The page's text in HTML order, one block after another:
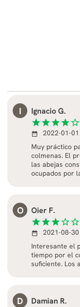
I Ignacio G.
star star star star star_border
date_range
2022-01-01
Muy práctico
colmenas. El
las abejas
ocupados por
O Oier F.
star star star star_border star_border
date_range
2021-08-30
Interesante el
tiempo por el
suficiente. Los
D Damian R.